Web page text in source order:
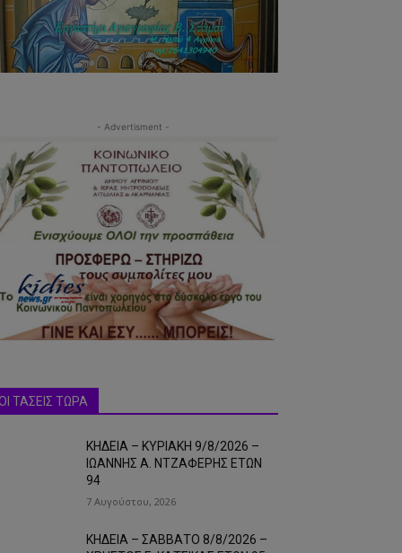
- Advertisment -
ΤΑΣΕΙΣ ΤΩΡΑ
ΚΗΔΕΙΑ – ΚΥΡΙΑΚΗ 9/8/2026 –
ΙΩΑΝΝΗΣ Α. ΝΤΖΑΦΕΡΗΣ ΕΤΩΝ
94
7 Αυγούστου, 2026
ΚΗΔΕΙΑ – ΣΑΒΒΑΤΟ 8/8/2026 –